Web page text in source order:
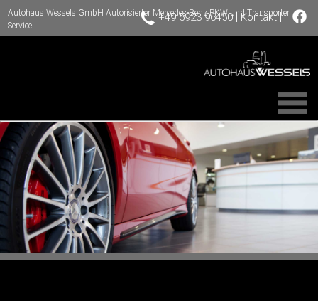
Autohaus Wessels GmbH Autorisierter Mercedes-Benz PKW und Transporter
Service
+49 5923 96450|Kontakt|